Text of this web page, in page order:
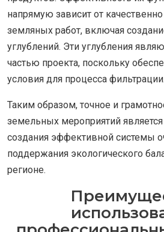
напрямую зависит от
земляных работ, включая
углублений. Эти углубления
частью проекта, поскольку
условия для процесса фильтрации.
Таким образом, точное и
земельных мероприятий
создания эффективной системы
поддержания экологического
регионе.